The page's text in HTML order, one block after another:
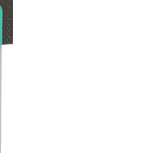
frieda